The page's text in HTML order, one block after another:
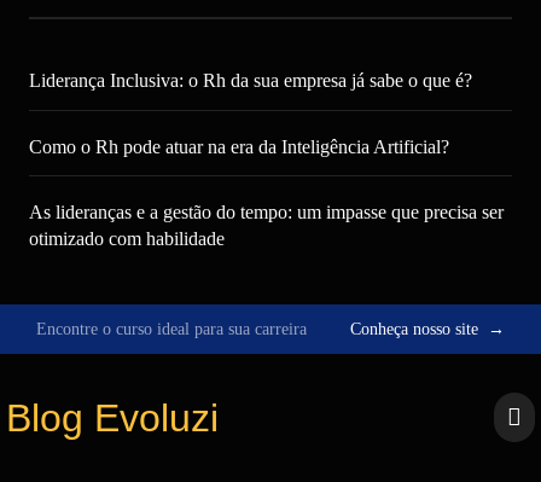
Liderança Inclusiva: o Rh da sua empresa já sabe o que é?
Como o Rh pode atuar na era da Inteligência Artificial?
As lideranças e a gestão do tempo: um impasse que precisa ser
otimizado com habilidade
Encontre o curso ideal para sua carreira Conheça nosso site →
conteúdo
Blog Evoluzi